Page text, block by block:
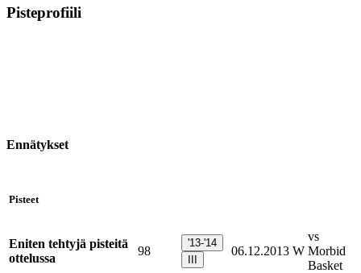
Pisteprofiili
Ennätykset
Pisteet
Eniten tehtyjä pisteitä
ottelussa
98
'13-'14
III
06.12.2013 W
vs
Morbid
Basket